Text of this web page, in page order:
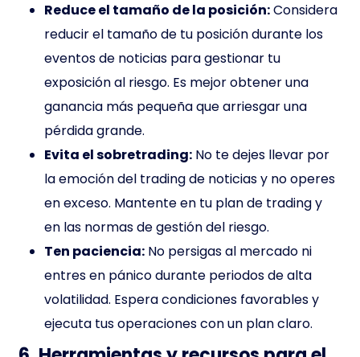
Reduce el tamaño de la posición:Considera
reducir el tamaño de tu posición durante los
eventos de noticias para gestionar tu
exposición al riesgo. Es mejor obtener una
ganancia más pequeña que arriesgar una
pérdida grande.
Evita el sobretrading: No te dejes llevar por
la emoción del trading de noticias y no operes
en exceso. Mantente en tu plan de trading y
en las normas de gestión del riesgo.
Ten paciencia: No persigas al mercado ni
entres en pánico durante periodos de alta
volatilidad. Espera condiciones favorables y
ejecuta tus operaciones con un plan claro.